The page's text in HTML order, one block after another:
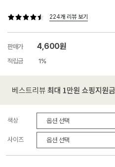
224개 리뷰 보기
판매가 4,600원
적립금 1%
색상
사이즈